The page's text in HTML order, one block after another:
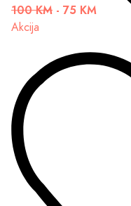
100 KM - 75 KM
Akcija